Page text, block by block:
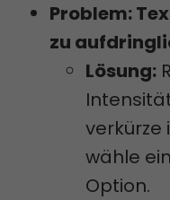
Problem:
zu
Lösung:
verkürze
wähle
Option.